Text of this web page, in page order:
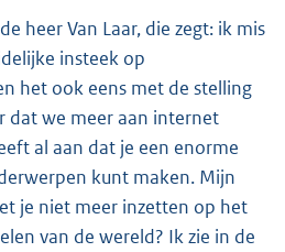
heer Van Laar, die zegt: ik mis
insteek op
het ook eens met de stelling
dat we meer aan internet
al aan dat je een enorme
kunt maken. Mijn
je niet meer inzetten op het
van de wereld? Ik zie in de